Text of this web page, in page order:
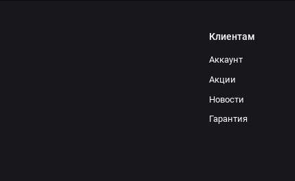
Клиентам
Аккаунт
Акции
Новости
Гарантия